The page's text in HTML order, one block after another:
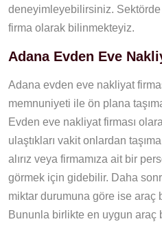
deneyimleyebilirsiniz.
firma olarak bilinmekteyiz.
Adana Evden Eve
Adana evden eve nakliyat
memnuniyeti ile ön plana
Evden eve nakliyat firması
ulaştıkları vakit onlardan
alırız veya firmamıza ait bir
görmek için gidebilir. Daha
miktar durumuna göre ise araç
Bununla birlikte en uygun